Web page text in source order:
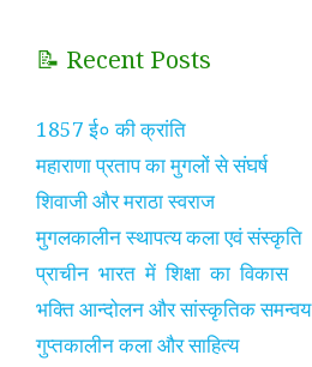
📝 Recent Posts
1857 ई० की क्रांति
महाराणा प्रताप का मुगलों से संघर्ष
शिवाजी और मराठा स्वराज
मुगलकालीन स्थापत्य कला एवं संस्कृति
प्राचीन भारत में शिक्षा का विकास
भक्ति आन्दोलन और सांस्कृतिक समन्वय
गुप्तकालीन कला और साहित्य